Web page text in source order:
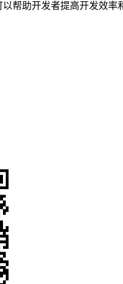
帮助开发者提高开发效率